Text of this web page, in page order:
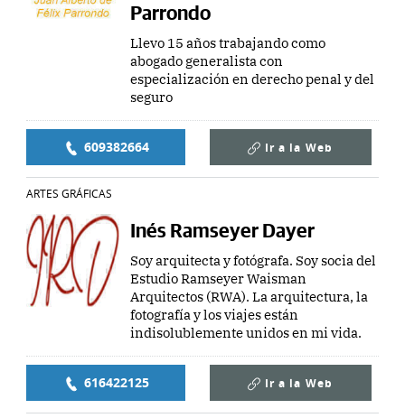
Parrondo
Llevo 15 años trabajando como
abogado generalista con
especialización en derecho penal y del
seguro
609382664 Ir a la Web
ARTES GRÁFICAS
Inés Ramseyer Dayer
Soy arquitecta y fotógrafa. Soy socia del
Estudio Ramseyer Waisman
Arquitectos (RWA). La arquitectura, la
fotografía y los viajes están
indisolublemente unidos en mi vida.
616422125 Ir a la Web